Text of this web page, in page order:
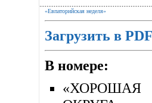
«Евпаторийская неделя»
Загрузить в
В номере:
«ХОРОШАЯ